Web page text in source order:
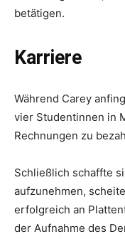
betätigen.
Karriere
Während Carey
vier Studentinnen in
Rechnungen zu
Schließlich schaffte
aufzunehmen,
erfolgreich an
der Aufnahme des